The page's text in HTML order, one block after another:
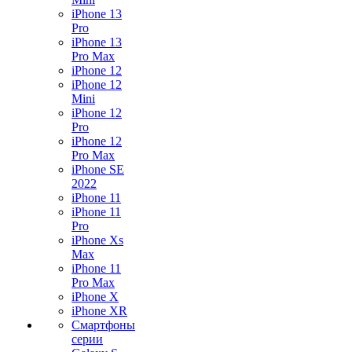
iPhone 13
Pro
iPhone 13
Pro Max
iPhone 12
iPhone 12
Mini
iPhone 12
Pro
iPhone 12
Pro Max
iPhone SE
2022
iPhone 11
iPhone 11
Pro
iPhone Xs
Max
iPhone 11
Pro Max
iPhone X
iPhone XR
Смартфоны
серии